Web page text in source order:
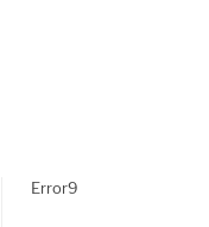
Error9